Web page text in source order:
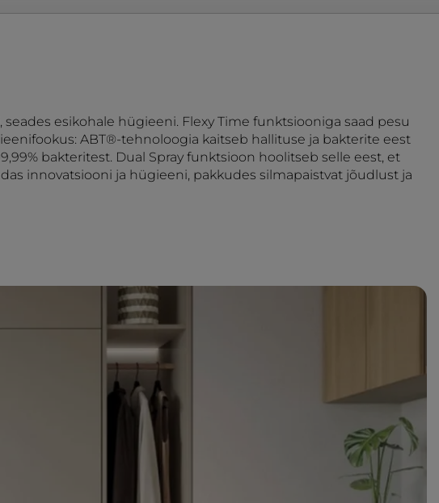
esikohale hügieeni. Flexy Time funktsiooniga saad pesu
ABT®-tehnoloogia kaitseb hallituse ja bakterite eest
bakteritest. Dual Spray funktsioon hoolitseb selle eest, et
innovatsiooni ja hügieeni, pakkudes silmapaistvat jõudlust ja